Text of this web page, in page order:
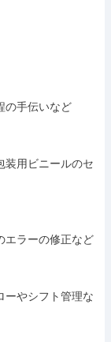
の手伝いなど
装用ビニールのセ
エラーの修正など
ーやシフト管理な